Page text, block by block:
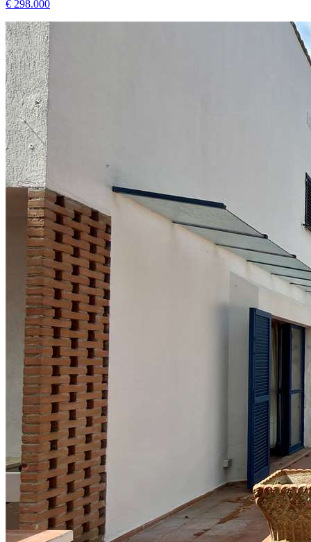
€ 298.000